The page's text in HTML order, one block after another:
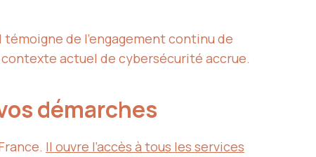
de l’engagement continu de
actuel de cybersécurité accrue.
démarches
Il ouvre l’accès à tous les services